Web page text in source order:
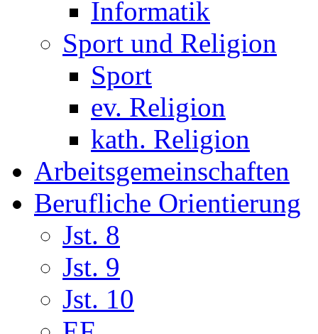
Informatik
Sport und Religion
Sport
ev. Religion
kath. Religion
Arbeitsgemeinschaften
Berufliche Orientierung
Jst. 8
Jst. 9
Jst. 10